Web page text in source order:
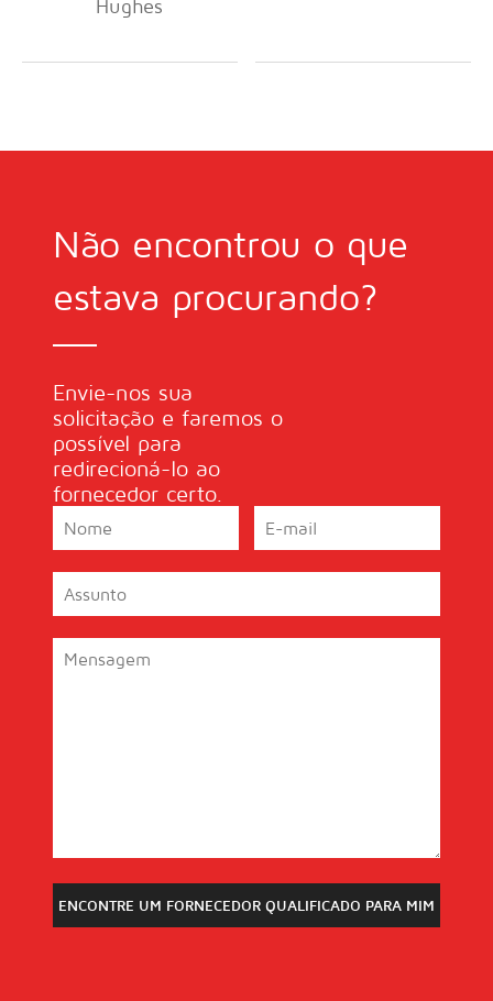
Hughes
Não encontrou o que
estava procurando?
Envie-nos sua
solicitação e faremos o
possível para
redirecioná-lo ao
fornecedor certo.